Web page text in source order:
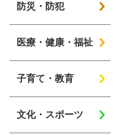
防災・防犯
医療・健康・福祉
子育て・教育
文化・スポーツ